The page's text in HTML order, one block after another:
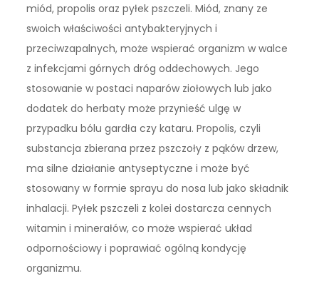
miód, propolis oraz pyłek pszczeli. Miód, znany ze
swoich właściwości antybakteryjnych i
przeciwzapalnych, może wspierać organizm w walce
z infekcjami górnych dróg oddechowych. Jego
stosowanie w postaci naparów ziołowych lub jako
dodatek do herbaty może przynieść ulgę w
przypadku bólu gardła czy kataru. Propolis, czyli
substancja zbierana przez pszczoły z pąków drzew,
ma silne działanie antyseptyczne i może być
stosowany w formie sprayu do nosa lub jako składnik
inhalacji. Pyłek pszczeli z kolei dostarcza cennych
witamin i minerałów, co może wspierać układ
odpornościowy i poprawiać ogólną kondycję
organizmu.